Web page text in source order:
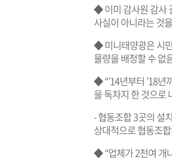
◆ 이미 감사원 감사
사실이 아니라는 것
◆ 미니태양광은 시
물량을 배정할 수 없
◆ “’14년부터 ’18년
을 독차지 한 것으로
- 협동조합 3곳의 설
상대적으로 협동조
◆ “업체가 2천여 개